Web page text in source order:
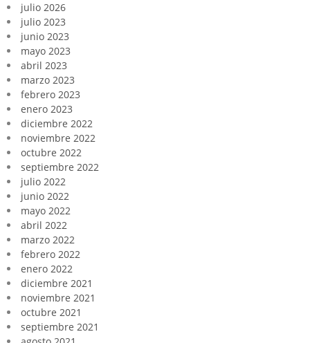
julio 2026
julio 2023
junio 2023
mayo 2023
abril 2023
marzo 2023
febrero 2023
enero 2023
diciembre 2022
noviembre 2022
octubre 2022
septiembre 2022
julio 2022
junio 2022
mayo 2022
abril 2022
marzo 2022
febrero 2022
enero 2022
diciembre 2021
noviembre 2021
octubre 2021
septiembre 2021